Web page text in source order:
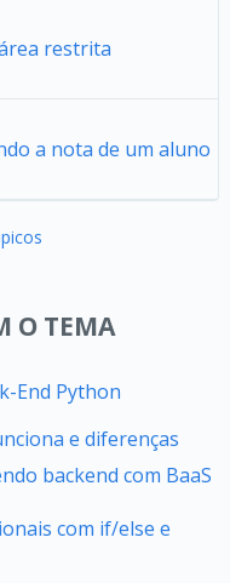
restrita
a nota de um aluno
O TEMA
End Python
e diferenças
backend com BaaS
com if/else e